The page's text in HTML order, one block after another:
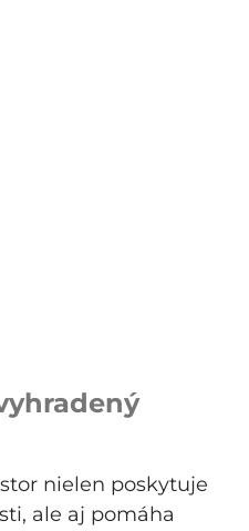
nielen poskytuje
ale aj pomáha